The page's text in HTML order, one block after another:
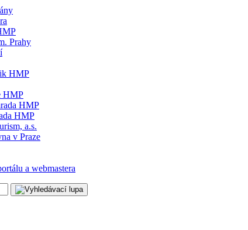
Prahy
HMP
HMP
HMP
HMP
a.s.
v Praze
a webmastera